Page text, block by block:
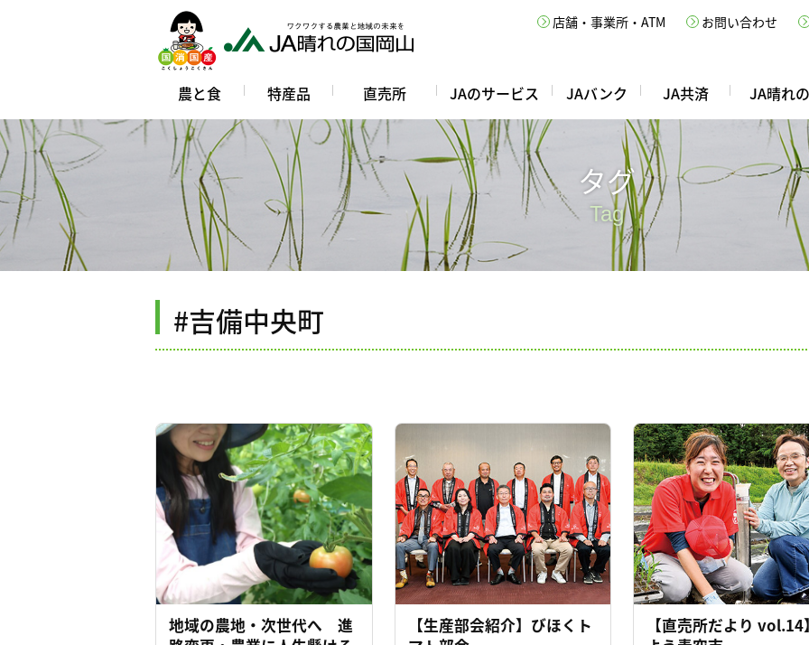
農と食 特産品 直売所 JAのサービス JAバンク JA共済 JA晴れ
店舗・事業所・ATM お問い合わせ
タグ
Tag
#吉備中央町
地域の農地・次世代へ 進
【生産部会紹介】びほくト
【直売所だより vol.14